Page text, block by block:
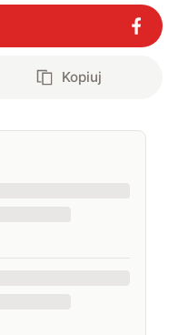
Kopiuj